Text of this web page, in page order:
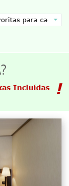
Incluídas